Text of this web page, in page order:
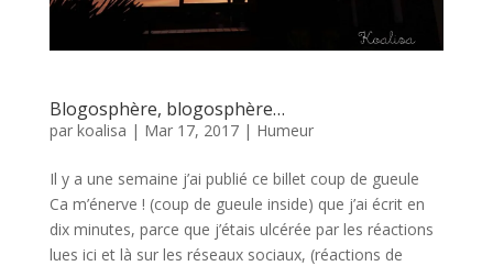
Blogosphère, blogosphère…
par koalisa | Mar 17, 2017| Humeur
Il y a une semaine j’ai publié ce billet coup de gueule
Ca m’énerve ! (coup de gueule inside) que j’ai écrit en
dix minutes, parce que j’étais ulcérée par les réactions
lues ici et là sur les réseaux sociaux, (réactions de